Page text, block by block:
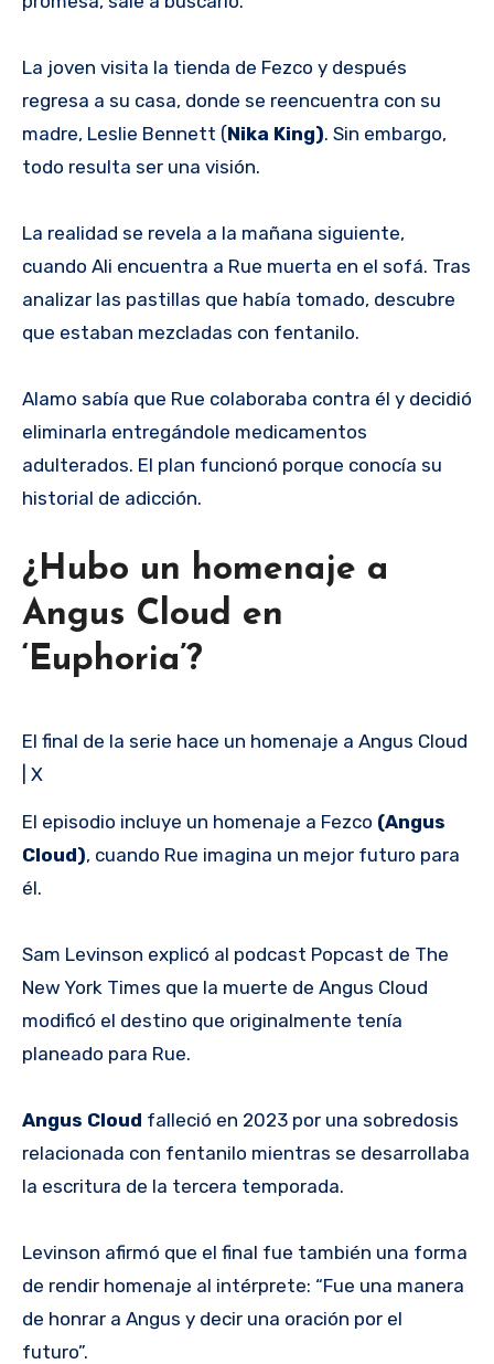
La joven visita la tienda de Fezco y después
regresa a su casa, donde se reencuentra con su
madre, Leslie Bennett (Nika King). Sin embargo,
todo resulta ser una visión.
La realidad se revela a la mañana siguiente,
cuando Ali encuentra a Rue muerta en el sofá. Tras
analizar las pastillas que había tomado, descubre
que estaban mezcladas con fentanilo.
Alamo sabía que Rue colaboraba contra él y decidió
eliminarla entregándole medicamentos
adulterados. El plan funcionó porque conocía su
historial de adicción.
¿Hubo un homenaje a
Angus Cloud en
‘Euphoria’?
El final de la serie hace un homenaje a Angus Cloud
| X
El episodio incluye un homenaje a Fezco (Angus
Cloud), cuando Rue imagina un mejor futuro para
él.
Sam Levinson explicó al podcast Popcast de The
New York Times que la muerte de Angus Cloud
modificó el destino que originalmente tenía
planeado para Rue.
Angus Cloud falleció en 2023 por una sobredosis
relacionada con fentanilo mientras se desarrollaba
la escritura de la tercera temporada.
Levinson afirmó que el final fue también una forma
de rendir homenaje al intérprete: “Fue una manera
de honrar a Angus y decir una oración por el
futuro”.